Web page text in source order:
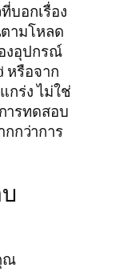
บอกเรื่อง
ามโหลด
งอุปกรณ์
หรือจาก
กร่ง ไม่ใช่
ารทดสอบ
กว่าการ
ณ